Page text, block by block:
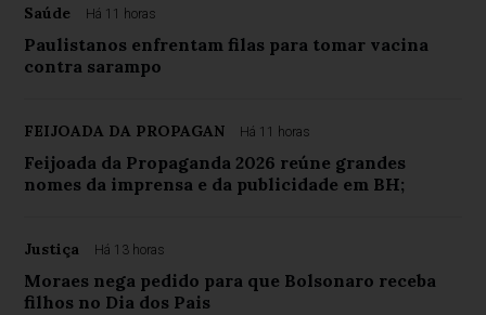
Saúde Há 11 horas
Paulistanos enfrentam filas para tomar vacina
contra sarampo
FEIJOADA DA PROPAGAN Há 11 horas
Feijoada da Propaganda 2026 reúne grandes
nomes da imprensa e da publicidade em BH;
Justiça Há 13 horas
Moraes nega pedido para que Bolsonaro receba
filhos no Dia dos Pais